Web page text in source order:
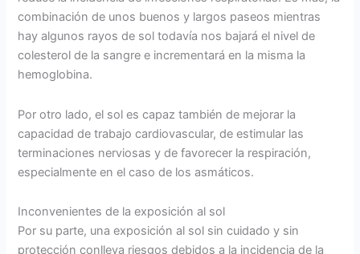
combinación de unos buenos y largos paseos mientras
hay algunos rayos de sol todavía nos bajará el nivel de
colesterol de la sangre e incrementará en la misma la
hemoglobina.
Por otro lado, el sol es capaz también de mejorar la
capacidad de trabajo cardiovascular, de estimular las
terminaciones nerviosas y de favorecer la respiración,
especialmente en el caso de los asmáticos.
Inconvenientes de la exposición al sol
Por su parte, una exposición al sol sin cuidado y sin
protección conlleva riesgos debidos a la incidencia de la